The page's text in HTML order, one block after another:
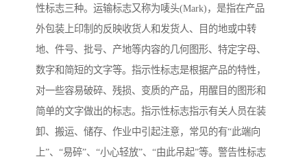
性标志三种。运输标志又称为唛头(Mark)，是指在产品
外包装上印制的反映收货人和发货人、目的地或中转
地、件号、批号、产地等内容的几何图形、特定字母、
数字和简短的文字等。指示性标志是根据产品的特性，
对一些容易破碎、残损、变质的产品，用醒目的图形和
简单的文字做出的标志。指示性标志指示有关人员在装
卸、搬运、储存、作业中引起注意，常见的有“此端向
上”、“易碎”、“小心轻放”、“由此吊起”等。警告性标志